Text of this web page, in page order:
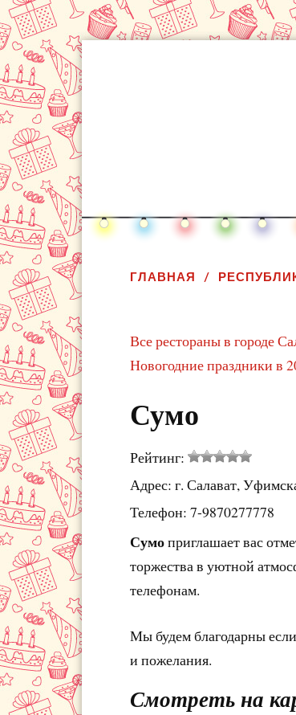
ГЛАВНАЯ
Все рестораны в городе
Новогодние праздники в
Сумо
Рейтинг:
Адрес: г. Салават,
Телефон: 7-9870277778
Сумоприглашает вас
торжества в уютной
телефонам.
Мы будем благодарны
и пожелания.
Смотреть на